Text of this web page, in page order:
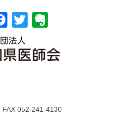
F
a
o
T
wi
v
e
FAX 052-241-4130